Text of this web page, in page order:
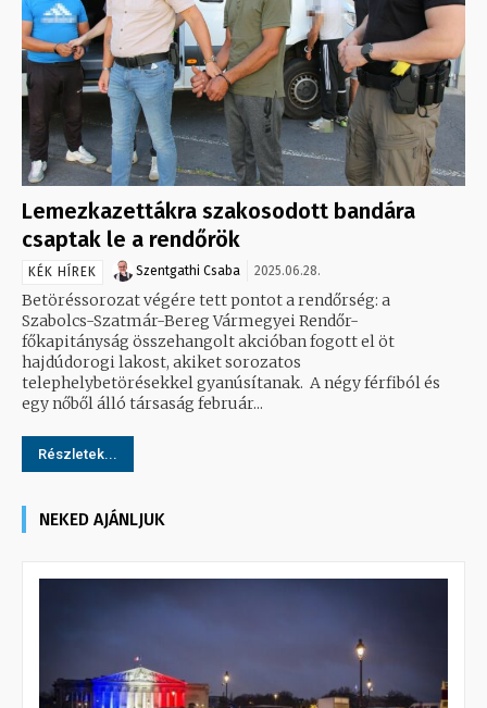
Lemezkazettákra szakosodott bandára
csaptak le a rendőrök
KÉK HÍREK Szentgathi Csaba 2025.06.28.
Betöréssorozat végére tett pontot a rendőrség: a
Szabolcs-Szatmár-Bereg Vármegyei Rendőr-
főkapitányság összehangolt akcióban fogott el öt
hajdúdorogi lakost, akiket sorozatos
telephelybetörésekkel gyanúsítanak. A négy férfiból és
egy nőből álló társaság február...
Részletek...
NEKED AJÁNLJUK